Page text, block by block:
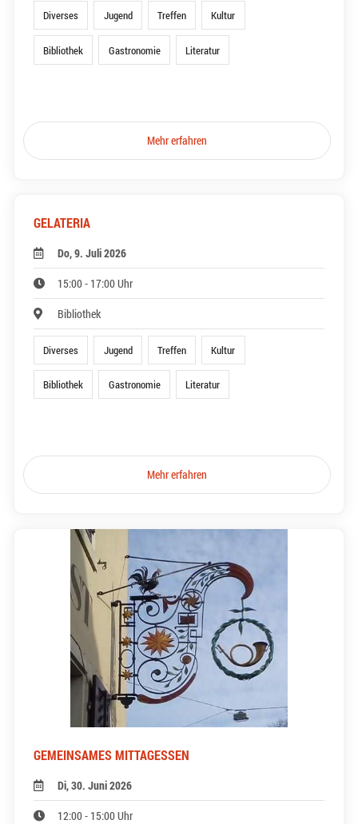
Diverses Jugend Treffen Kultur
Bibliothek Gastronomie Literatur
Mehr erfahren
GELATERIA
Do, 9. Juli 2026
15:00 - 17:00 Uhr
Bibliothek
Diverses Jugend Treffen Kultur
Bibliothek Gastronomie Literatur
Mehr erfahren
GEMEINSAMES MITTAGESSEN
Di, 30. Juni 2026
12:00 - 15:00 Uhr